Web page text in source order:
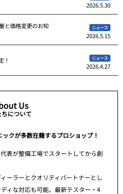
2026.5.30
と価格変更のお知
ニュース
2026.5.15
！ ニュース
2026.4.27
Us
について
クが多数在籍するプロショップ！
表が整備工場でスタートしてから創
ーラーとクオリティパートナーとし
ィな対応も可能。最新テスター・4